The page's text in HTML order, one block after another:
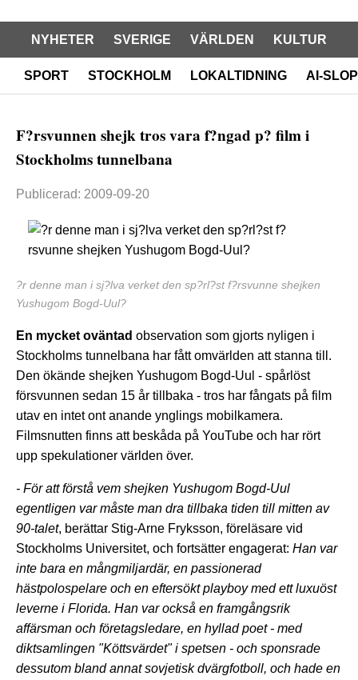
NYHETER SVERIGE VÄRLDEN KULTUR
SPORT STOCKHOLM LOKALTIDNING AI-SLOP
F?rsvunnen shejk tros vara f?ngad p? film i
Stockholms tunnelbana
Publicerad: 2009-09-20
?r denne man i sj?lva verket den sp?rl?st f?rsvunne shejken
Yushugom Bogd-Uul?
En mycket oväntad observation som gjorts nyligen i
Stockholms tunnelbana har fått omvärlden att stanna till.
Den ökände shejken Yushugom Bogd-Uul - spårlöst
försvunnen sedan 15 år tillbaka - tros har fångats på film
utav en intet ont anande ynglings mobilkamera.
Filmsnutten finns att beskåda på YouTube och har rört
upp spekulationer världen över.
- För att förstå vem shejken Yushugom Bogd-Uul
egentligen var måste man dra tillbaka tiden till mitten av
90-talet, berättar Stig-Arne Fryksson, föreläsare vid
Stockholms Universitet, och fortsätter engagerat: Han var
inte bara en mångmiljardär, en passionerad
hästpolospelare och en eftersökt playboy med ett luxuöst
leverne i Florida. Han var också en framgångsrik
affärsman och företagsledare, en hyllad poet - med
diktsamlingen "Köttsvärdet" i spetsen - och sponsrade
dessutom bland annat sovjetisk dvärgfotboll, och hade en